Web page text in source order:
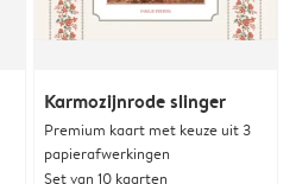
Karmozijnrode slinger
Premium kaart met keuze uit 3
papierafwerkingen
Set van 10 kaarten